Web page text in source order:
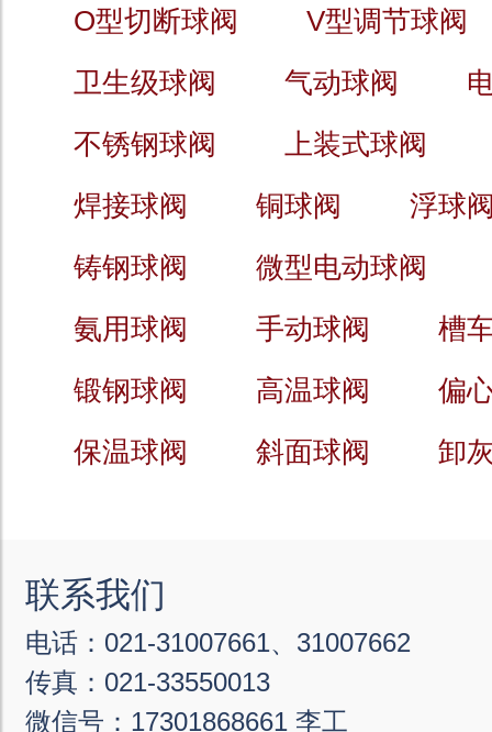
O型切断球阀
V型调节球阀
卫生级球阀
气动球阀
不锈钢球阀
上装式球阀
焊接球阀
铜球阀
浮球
铸钢球阀
微型电动球阀
氨用球阀
手动球阀
槽
锻钢球阀
高温球阀
偏
保温球阀
斜面球阀 卸
联系我们
电话：021-31007661、31007662
传真：021-33550013
微信号：17301868661 李工